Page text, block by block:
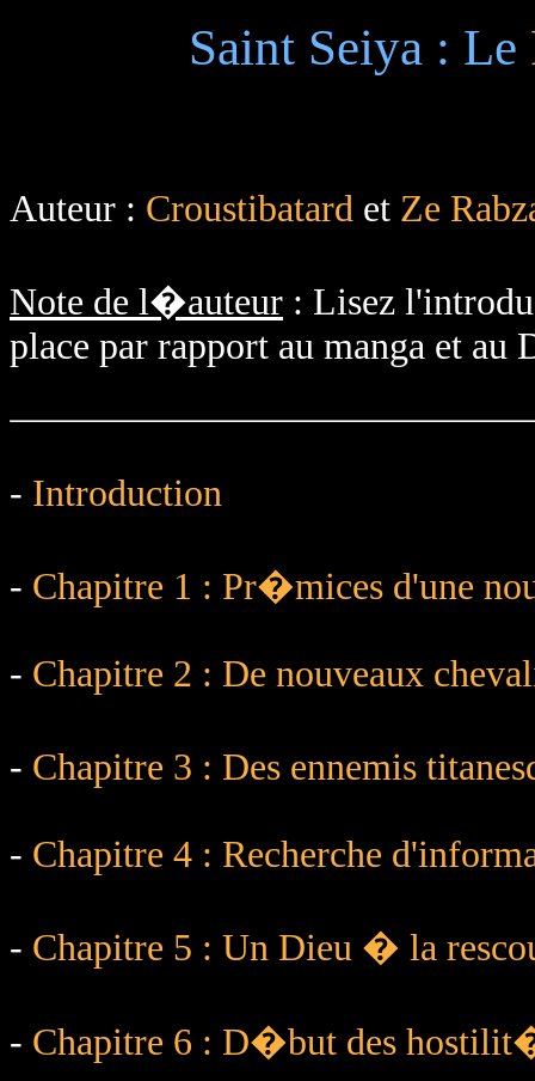
Saint Seiya : Le
Auteur : Croustibatard et Ze
Note de l�auteur : Lisez
place par rapport au manga et au
- Introduction
- Chapitre 1 : Pr�mices d'une
- Chapitre 2 : De nouveaux
- Chapitre 3 : Des ennemis
- Chapitre 4 : Recherche
- Chapitre 5 : Un Dieu � la
- Chapitre 6 : D�but des